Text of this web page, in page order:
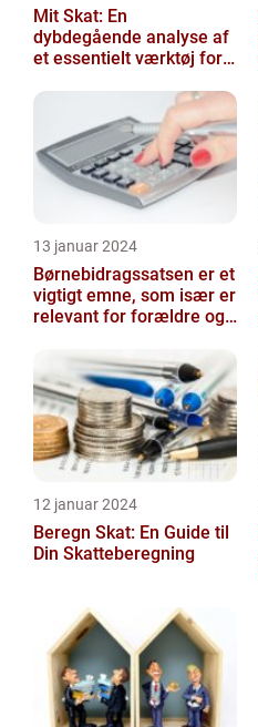
Mit Skat: En
dybdegående analyse af
et essentielt værktøj for
13 januar 2024
Børnebidragssatsen er et
vigtigt emne, som især er
relevant for forældre og
12 januar 2024
Beregn Skat: En Guide til
Din Skatteberegning